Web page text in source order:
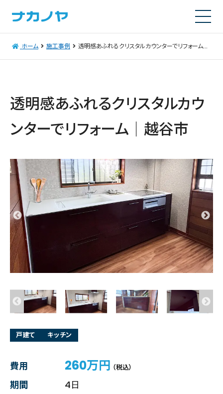
ホーム 施工事例 透明感あふれるクリスタルカウンターでリフォーム│越谷市
透明感あふれるクリスタルカウ
ンターでリフォーム│越谷市
戸建て キッチン
費用 260万円 （税込）
期間
4日